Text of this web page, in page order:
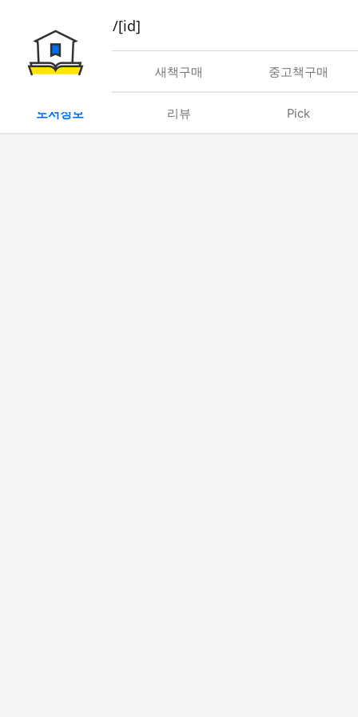
book/rent/[id]
대여 새책구매 중고책구매
도서정보 리뷰 Pick